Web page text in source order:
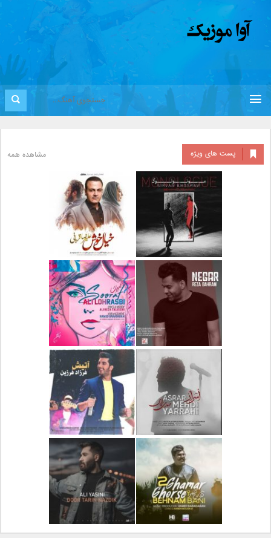
پست های ویژه مشاهده همه
دانلود آلبوم جدید سیروان
خسروی بنام مونولوگ
دانلود آهنگ جدید علیرضا
قربانی بنام خیال خوش
دانلود آهنگ جدید رضا
بهرام بنام نگار
دانلود آهنگ جدید علی
لهراسبی بنام صورت
دانلود آهنگ جدید مهدی
یراحی بنام اسرار
دانلود آهنگ جدید فرزاد
فرزین بنام آتیش